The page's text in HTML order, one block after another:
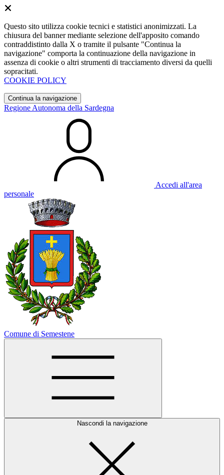
Questo sito utilizza cookie tecnici e statistici anonimizzati. La
chiusura del banner mediante selezione dell'apposito comando
contraddistinto dalla X o tramite il pulsante "Continua la
navigazione" comporta la continuazione della navigazione in
assenza di cookie o altri strumenti di tracciamento diversi da quelli
sopracitati.
COOKIE POLICY
Continua la navigazione
Regione Autonoma della Sardegna
Accedi all'area
personale
Comune di Semestene
Nascondi la navigazione